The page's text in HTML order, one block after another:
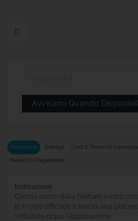
Avvisami Quando
Descrizione Dettagli Costi E Tempi Di Consegna
Metodi Di Pagamento
Indicazioni
Crema notte dalla texture molto
in modo efficace e lascia una
vellutata dopo l'applicazione.